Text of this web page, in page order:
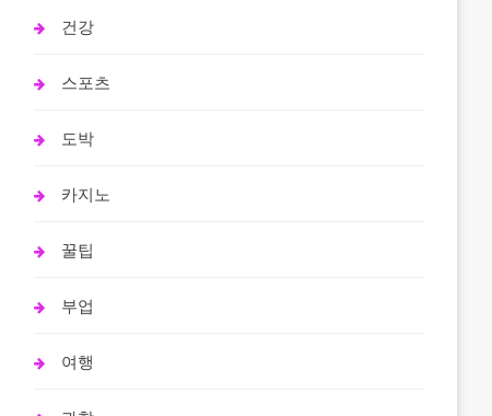
건강
스포츠
도박
카지노
꿀팁
부업
여행